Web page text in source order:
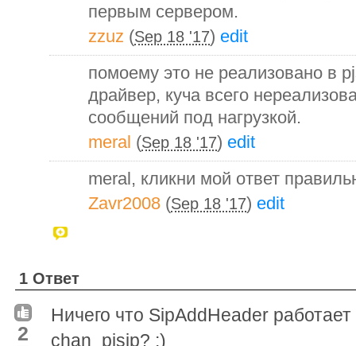
первым сервером.
zzuz (Sep 18 '17) edit
помоему это не реализовано в
драйвер, куча всего
сообщений под нагрузкой.
meral (Sep 18 '17) edit
meral, кликни мой ответ
Zavr2008 (Sep 18 '17) edit
1 Ответ
2
Ничего что SipAddHeader
chan_pjsip? :)